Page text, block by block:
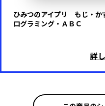
ひみつのアイプリ もじ・か
ログラミング・ＡＢＣ
詳